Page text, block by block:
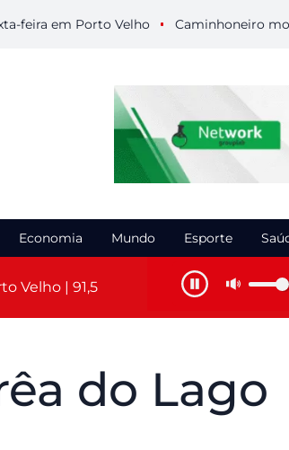
em Porto Velho Caminhoneiro morre
Economia Mundo Esporte
Velho | 91,5
do Lago